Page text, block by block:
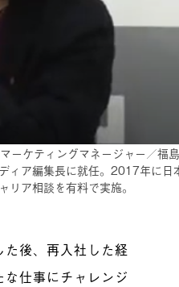
ーケティングマネージャー／福
ィア編集長に就任。2017年に日
ア相談を有料で実施。
後、再入社した経
仕事にチャレンジ